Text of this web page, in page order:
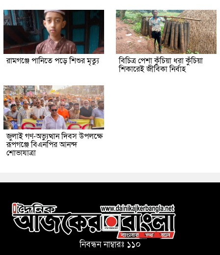
রামগঞ্জে পানিতে পড়ে শিশুর মৃত্যু বিচিত্র পেশা কুঁচিয়া ধরা কুঁচিয়া
শিকারেই জীবিকা নির্বাহ
জুলাই গণ-অভ্যুত্থান দিবস উপলক্ষে
রূপগঞ্জে বিএনপির আনন্দ
শোভাযাত্রা
নিবন্ধন নাম্বারঃ ১১০